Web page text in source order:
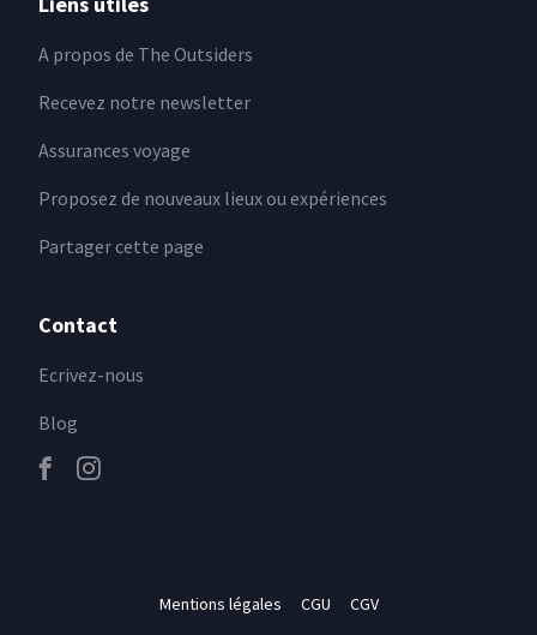
A propos de The Outsiders
Recevez notre newsletter
Assurances voyage
Proposez de nouveaux lieux ou expériences
Partager cette page
Contact
Ecrivez-nous
Blog
Mentions légales CGU CGV